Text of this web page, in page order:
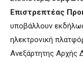
Επιστρεπτέας
υποβάλλουν
ηλεκτρονική
Ανεξάρτητης